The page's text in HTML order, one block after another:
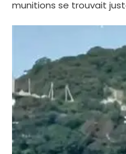
munitions se trouvait